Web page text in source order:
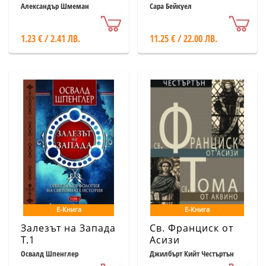
Александър Шмеман
1.23 € / 2.41 ЛВ.
Сара Бейкуел
11.25 € / 22.00 ЛВ.
Е-Книга
Залезът на Запада
Т.1
Освалд Шпенглер
Е-Книга
Св. Франциск от
Асизи
Джилбърт Кийт Честъртън